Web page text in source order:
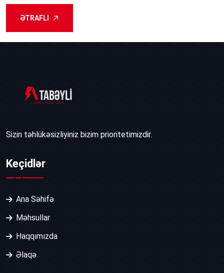
ƏTRAFLI
Sizin təhlükəsizliyiniz bizim prioritetimizdir.
Keçidlər
Ana Səhifə
Məhsullar
Haqqımızda
Əlaqə